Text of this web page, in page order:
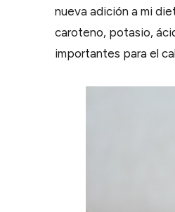
nueva adición a mi
caroteno, potasio,
importantes para el